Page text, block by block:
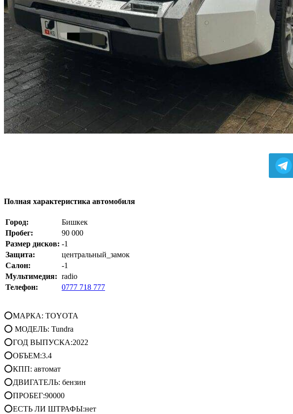
Полная характеристика автомобиля
Город:
Бишкек
Пробег:
90 000
Размер дисков: -1
Защита:
центральный_замок
Салон:
-1
Мультимедия: radio
Телефон:
0777 718 777
⭕МАРКА: TOYOTA
⭕ МОДЕЛЬ: Tundra
⭕ГОД ВЫПУСКА:2022
⭕ОБЪЕМ:3.4
⭕КПП: автомат
⭕ДВИГАТЕЛЬ: бензин
⭕ПРОБЕГ:90000
⭕ЕСТЬ ЛИ ШТРАФЫ:нет